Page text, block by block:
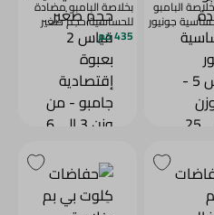
البامبو
جونيور
من
بخلاصة البامبو مضادة
للحساسية حجم صغير
قياس 2 بعبوة إقتصادية
كجم، خالية من اللاتيكس
للعبوة
435 جم